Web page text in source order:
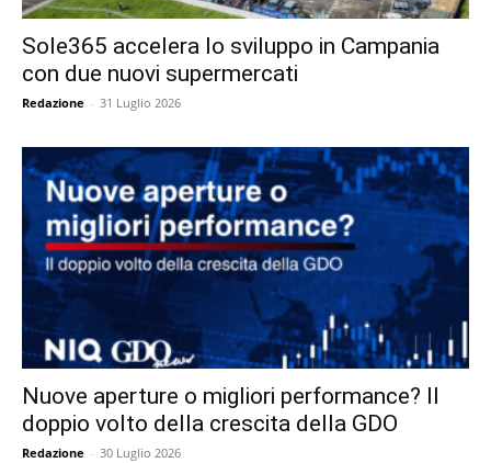
Sole365 accelera lo sviluppo in Campania
con due nuovi supermercati
Redazione - 31 Luglio 2026
Nuove aperture o migliori performance? Il
doppio volto della crescita della GDO
Redazione - 30 Luglio 2026